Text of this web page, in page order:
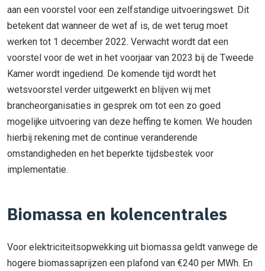
aan een voorstel voor een zelfstandige uitvoeringswet. Dit
betekent dat wanneer de wet af is, de wet terug moet
werken tot 1 december 2022. Verwacht wordt dat een
voorstel voor de wet in het voorjaar van 2023 bij de Tweede
Kamer wordt ingediend. De komende tijd wordt het
wetsvoorstel verder uitgewerkt en blijven wij met
brancheorganisaties in gesprek om tot een zo goed
mogelijke uitvoering van deze heffing te komen. We houden
hierbij rekening met de continue veranderende
omstandigheden en het beperkte tijdsbestek voor
implementatie.
Biomassa en kolencentrales
Voor elektriciteitsopwekking uit biomassa geldt vanwege de
hogere biomassaprijzen een plafond van €240 per MWh. En